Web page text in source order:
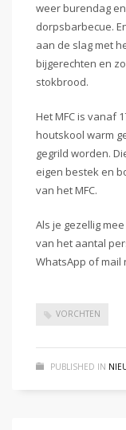
weer burendag
dorpsbarbecue.
aan de slag met
bijgerechten en
stokbrood.
Het MFC is vanaf
houtskool warm
gegrild worden.
eigen bestek en
van het MFC.
Als je gezellig
van het aantal
WhatsApp of mail
VORCHTEN
PUBLISHED IN